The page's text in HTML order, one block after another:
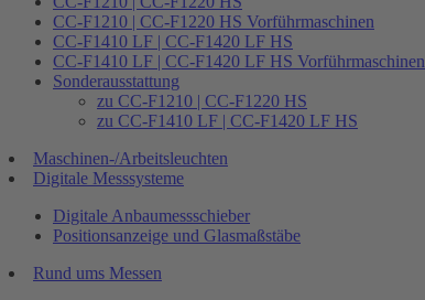
CC-F1210 | CC-F1220 HS Vorführmaschinen
CC-F1410 LF | CC-F1420 LF HS
CC-F1410 LF | CC-F1420 LF HS Vorführmaschinen
Sonderausstattung
zu CC-F1210 | CC-F1220 HS
zu CC-F1410 LF | CC-F1420 LF HS
Maschinen-/Arbeitsleuchten
Digitale Messsysteme
Digitale Anbaumessschieber
Positionsanzeige und Glasmaßstäbe
Rund ums Messen